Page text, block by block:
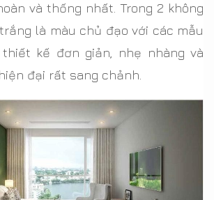
và thống nhất. Trong 2 không
là màu chủ đạo với các mẫu
kế đơn giản, nhẹ nhàng và
đại rất sang chảnh.